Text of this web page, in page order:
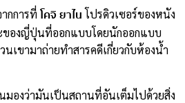
กการที่ โคจิ ยาไน โปรดิวเซอร์ของหนัง
ของญี่ปุ่นที่ออกแบบโดยนักออกแบบ
เขามาถ่ายทำสารคดีเกี่ยวกับห้องน้ำ
องว่ามันเป็นสถานที่อันเต็มไปด้วยสิ่ง